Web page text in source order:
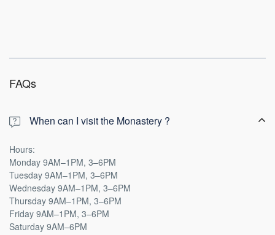
FAQs
When can I visit the Monastery ?
Hours:
Monday 9AM–1PM, 3–6PM
Tuesday 9AM–1PM, 3–6PM
Wednesday 9AM–1PM, 3–6PM
Thursday 9AM–1PM, 3–6PM
Friday 9AM–1PM, 3–6PM
Saturday 9AM–6PM